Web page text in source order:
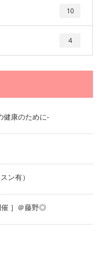
10
4
健康のために-
ン有）
催 ］＠藤野◎